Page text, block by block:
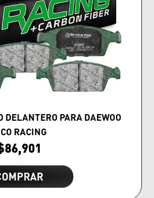
DELANTERO PARA DAEWOO
RACING
86,901